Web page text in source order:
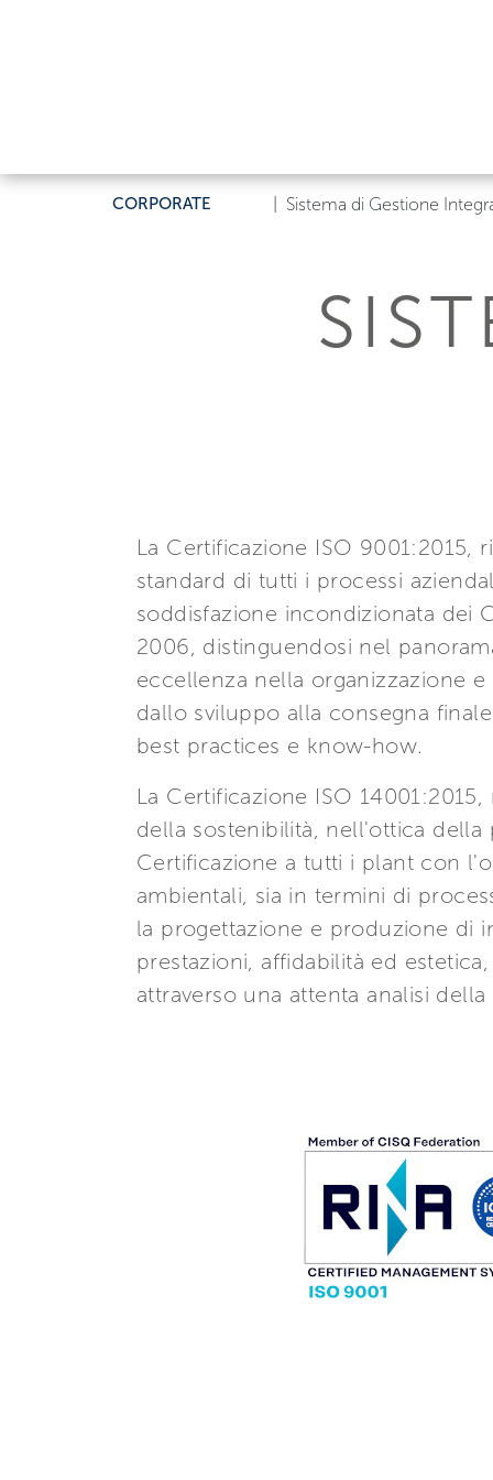
CORPORATE Sistema di Gestione
La Certificazione ISO
standard di tutti i processi
soddisfazione incondizionata dei
2006, distinguendosi nel
eccellenza nella organizzazione
dallo sviluppo alla consegna
best practices e know-how.
La Certificazione ISO
della sostenibilità, nell'ottica della
Certificazione a tutti i plant con
ambientali, sia in termini di
la progettazione e produzione di
prestazioni, affidabilità ed
attraverso una attenta analisi